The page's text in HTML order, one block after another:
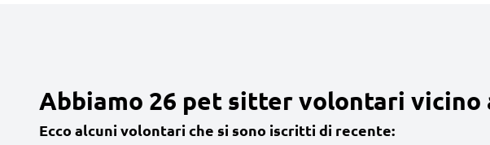
Abbiamo 26 pet sitter volontari vicino
Ecco alcuni volontari che si sono iscritti di recente: